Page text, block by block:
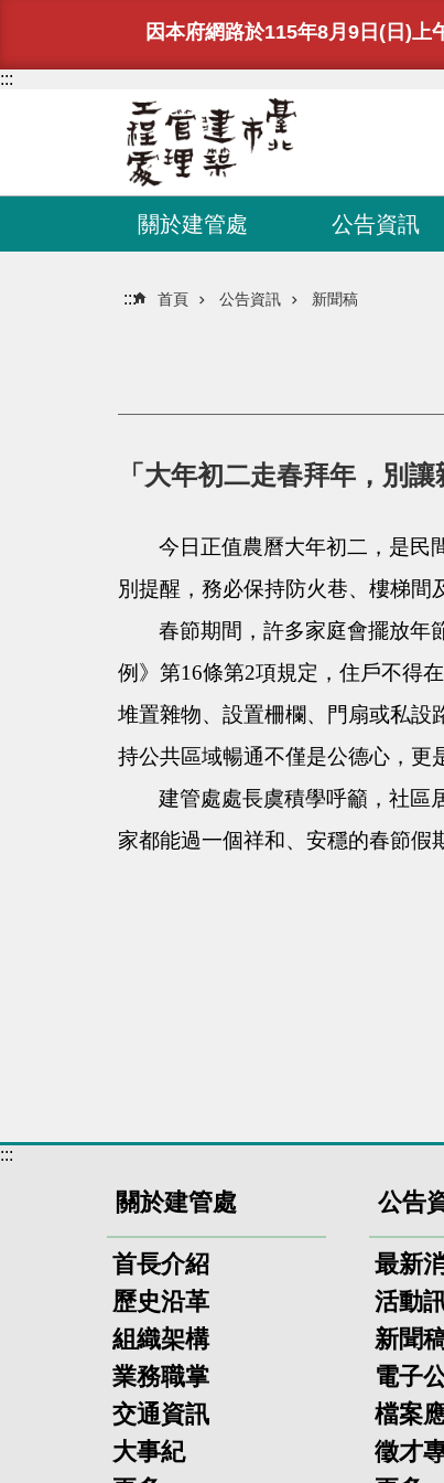
跳到主要內容區塊因本府網路於115年8月9日(日)上午9時
:::
關於建管處 公告資訊
::: 首頁 公告資訊 新聞稿
「大年初二走春拜年，別
今日正值農曆大年初二，是民
別提醒，務必保持防火巷、樓梯間
春節期間，許多家庭會擺放年
例》第16條第2項規定，住戶不得
堆置雜物、設置柵欄、門扇或私設
持公共區域暢通不僅是公德心，更
建管處處長虞積學呼籲，社區
家都能過一個祥和、安穩的春節假
:::
關於建管處
首長介紹
歷史沿革
組織架構
業務職掌
交通資訊
大事紀
公告
最新
活動
新聞
電子
檔案
徵才